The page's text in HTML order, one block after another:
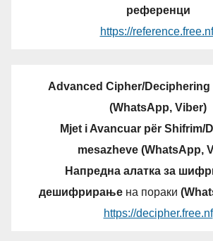
референци
https://
Advanced Cipher/Deciphering
(WhatsApp, Viber)
Mjet i Avancuar për Shifrim/
mesazheve (WhatsApp,
Напредна алатка за
дешифрирањена пораки
https://decipher.free.nf